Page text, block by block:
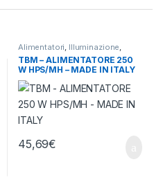
Alimentatori, Illuminazione,
Meccanici
TBM – ALIMENTATORE 250
W HPS/MH – MADE IN ITALY
45,69€